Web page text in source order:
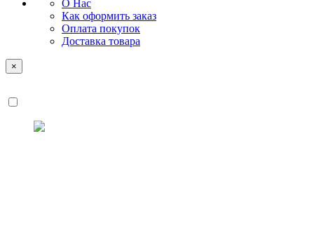
О Нас
Как оформить заказ
Оплата покупок
Доставка товара
×